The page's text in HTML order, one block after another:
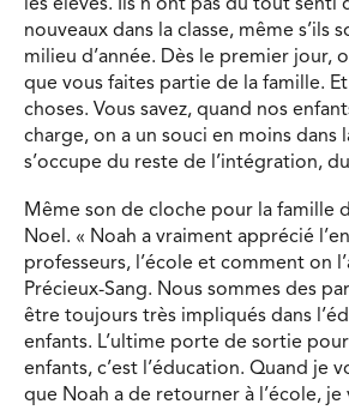
les élèves. Ils n’ont pas du tout senti
nouveaux dans la classe, même s’ils
milieu d’année. Dès le premier jour,
que vous faites partie de la famille.
choses. Vous savez, quand nos
charge, on a un souci en moins dans
s’occupe du reste de l’intégration,
Même son de cloche pour la famille
Noel. « Noah a vraiment apprécié
professeurs, l’école et comment on
Précieux-Sang. Nous sommes des
être toujours très impliqués dans
enfants. L’ultime porte de sortie
enfants, c’est l’éducation. Quand je
que Noah a de retourner à l’école, je